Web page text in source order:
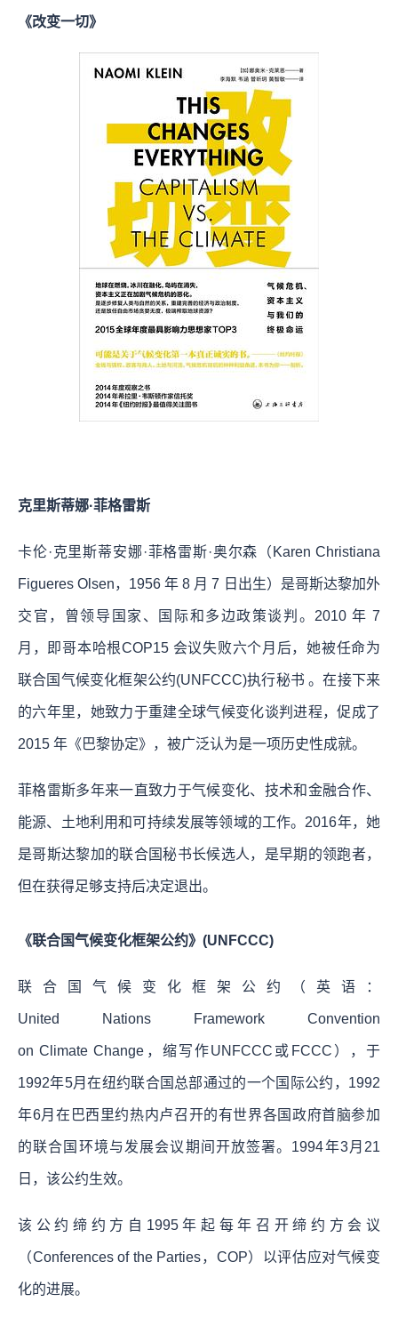
《改变一切》
克里斯蒂娜·菲格雷斯
卡伦·克里斯蒂安娜·菲格雷斯·奥尔森（Karen Christiana
Figueres Olsen，1956 年 8 月 7 日出生）是哥斯达黎加外
交官，曾领导国家、国际和多边政策谈判。2010 年 7
月，即哥本哈根COP15 会议失败六个月后，她被任命为
联合国气候变化框架公约(UNFCCC)执行秘书 。在接下来
的六年里，她致力于重建全球气候变化谈判进程，促成了
2015 年《巴黎协定》，被广泛认为是一项历史性成就。
菲格雷斯多年来一直致力于气候变化、技术和金融合作、
能源、土地利用和可持续发展等领域的工作。2016年，她
是哥斯达黎加的联合国秘书长候选人，是早期的领跑者，
但在获得足够支持后决定退出。
《联合国气候变化框架公约》(UNFCCC)
联合国气候变化框架公约（英语：
United Nations Framework Convention
on Climate Change，缩写作UNFCCC或FCCC），于
1992年5月在纽约联合国总部通过的一个国际公约，1992
年6月在巴西里约热内卢召开的有世界各国政府首脑参加
的联合国环境与发展会议期间开放签署。1994年3月21
日，该公约生效。
该公约缔约方自1995年起每年召开缔约方会议
（Conferences of the Parties，COP）以评估应对气候变
化的进展。